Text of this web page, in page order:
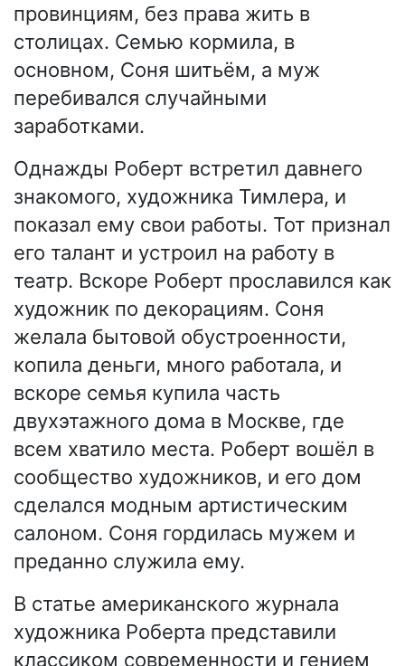
провинциям, без права жить в
столицах. Семью кормила, в
основном, Соня шитьём, а муж
перебивался случайными
заработками.
Однажды Роберт встретил давнего
знакомого, художника Тимлера, и
показал ему свои работы. Тот признал
его талант и устроил на работу в
театр. Вскоре Роберт прославился как
художник по декорациям. Соня
желала бытовой обустроенности,
копила деньги, много работала, и
вскоре семья купила часть
двухэтажного дома в Москве, где
всем хватило места. Роберт вошёл в
сообщество художников, и его дом
сделался модным артистическим
салоном. Соня гордилась мужем и
преданно служила ему.
В статье американского журнала
художника Роберта представили
классиком современности и гением